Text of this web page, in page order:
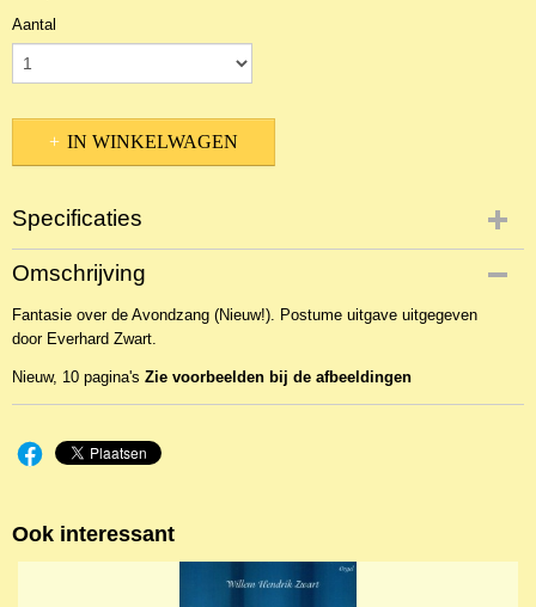
Aantal
IN WINKELWAGEN
Specificaties
Productcode
NBLKOr-11067
EAN code
Everhard Zwar
Omschrijving
Fantasie over de Avondzang (Nieuw!). Postume uitgave uitgegeven
door Everhard Zwart.
Nieuw, 10 pagina's Zie voorbeelden bij de afbeeldingen
Ook interessant